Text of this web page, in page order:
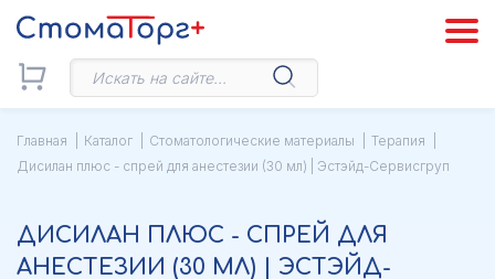
Главная Каталог Стоматологические материалы
Терапия
Дисилан плюс - спрей для анестезии (30 мл) | Эстэйд-Сервисгруп
ДИСИЛАН ПЛЮС - СПРЕЙ ДЛЯ
АНЕСТЕЗИИ (30 МЛ) | ЭСТЭЙД-